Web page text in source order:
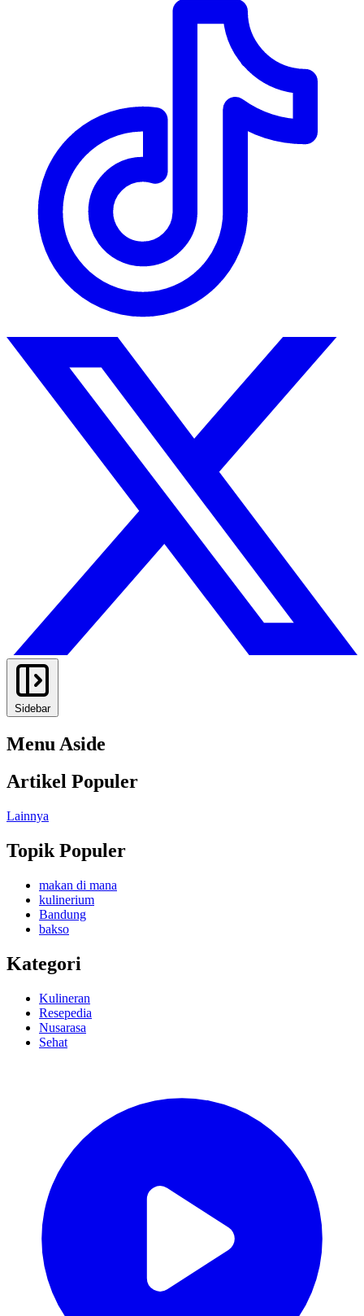
Sidebar
Menu Aside
Artikel Populer
Lainnya
Topik Populer
makan di mana
kulinerium
Bandung
bakso
Kategori
Kulineran
Resepedia
Nusarasa
Sehat